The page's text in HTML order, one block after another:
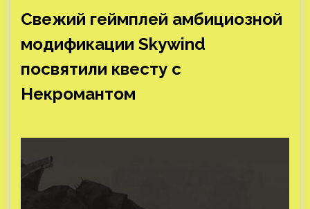
Свежий геймплей амбициозной
модификации Skywind
посвятили квесту с
Некромантом